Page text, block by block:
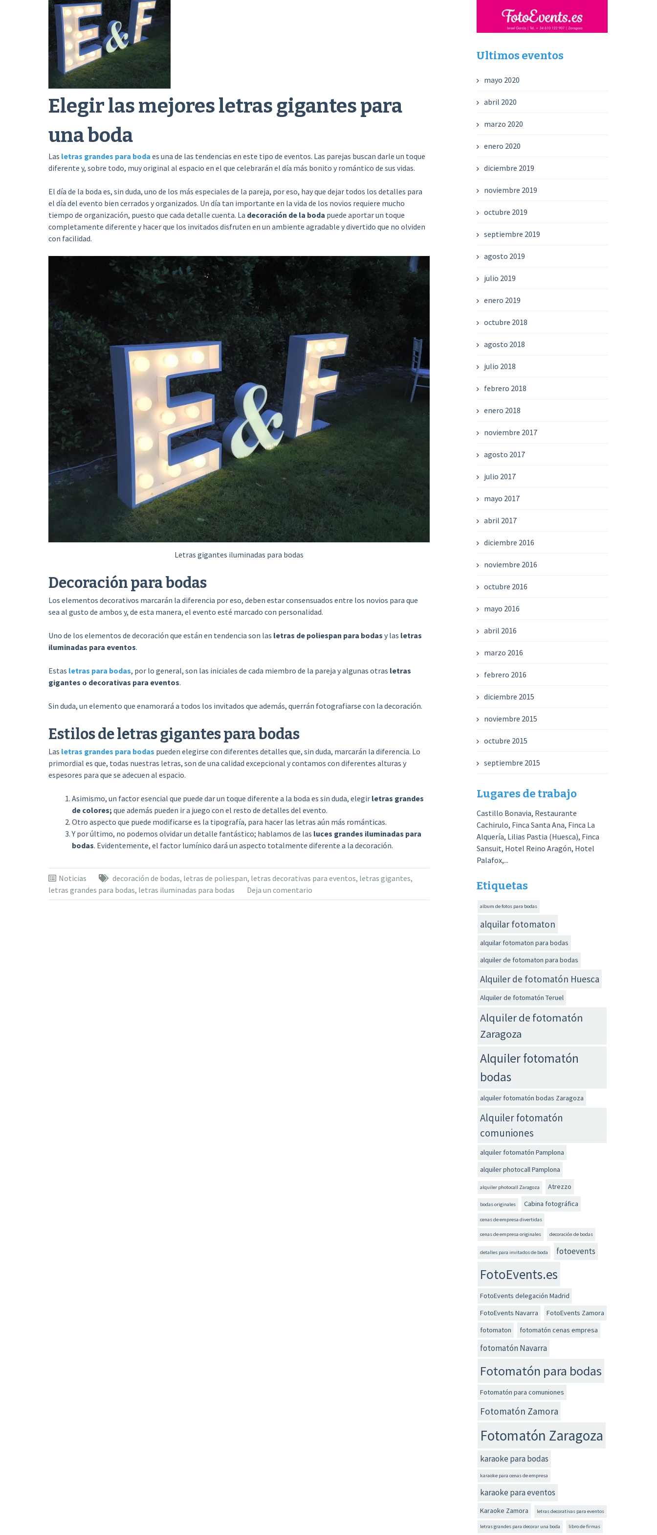
Elegir las mejores letras gigantes para
una boda
Las letras grandes para boda es una de las tendencias en este tipo de eventos. Las parejas buscan darle un toque
diferente y, sobre todo, muy original al espacio en el que celebrarán el día más bonito y romántico de sus vidas.
El día de la boda es, sin duda, uno de los más especiales de la pareja, por eso, hay que dejar todos los detalles para
el día del evento bien cerrados y organizados. Un día tan importante en la vida de los novios requiere mucho
tiempo de organización, puesto que cada detalle cuenta. La decoración de la boda puede aportar un toque
completamente diferente y hacer que los invitados disfruten en un ambiente agradable y divertido que no olviden
con facilidad.
Letras gigantes iluminadas para bodas
Decoración para bodas
Los elementos decorativos marcarán la diferencia por eso, deben estar consensuados entre los novios para que
sea al gusto de ambos y, de esta manera, el evento esté marcado con personalidad.
Uno de los elementos de decoración que están en tendencia son las letras de poliespan para bodas y las letras
iluminadas para eventos.
Estas letras para bodas, por lo general, son las iniciales de cada miembro de la pareja y algunas otras letras
gigantes o decorativas para eventos.
Sin duda, un elemento que enamorará a todos los invitados que además, querrán fotografiarse con la decoración.
Estilos de letras gigantes para bodas
Las letras grandes para bodas pueden elegirse con diferentes detalles que, sin duda, marcarán la diferencia. Lo
primordial es que, todas nuestras letras, son de una calidad excepcional y contamos con diferentes alturas y
espesores para que se adecuen al espacio.
Asimismo, un factor esencial que puede dar un toque diferente a la boda es sin duda, elegir letras grandes
de colores; que además pueden ir a juego con el resto de detalles del evento.
Otro aspecto que puede modificarse es la tipografía, para hacer las letras aún más románticas.
Y por último, no podemos olvidar un detalle fantástico; hablamos de las luces grandes iluminadas para
bodas. Evidentemente, el factor lumínico dará un aspecto totalmente diferente a la decoración.
Noticias decoración de bodas, letras de poliespan, letras decorativas para eventos, letras gigantes,
letras grandes para bodas, letras iluminadas para bodas Deja un comentario
Ultimos eventos
mayo 2020
abril 2020
marzo 2020
enero 2020
diciembre 2019
noviembre 2019
octubre 2019
septiembre 2019
agosto 2019
julio 2019
enero 2019
octubre 2018
agosto 2018
julio 2018
febrero 2018
enero 2018
noviembre 2017
agosto 2017
julio 2017
mayo 2017
abril 2017
diciembre 2016
noviembre 2016
octubre 2016
mayo 2016
abril 2016
marzo 2016
febrero 2016
diciembre 2015
noviembre 2015
octubre 2015
septiembre 2015
Lugares de trabajo
Castillo Bonavia, Restaurante
Cachirulo, Finca Santa Ana, Finca La
Alquería, Lilias Pastia (Huesca), Finca
Sansuit, Hotel Reino Aragón, Hotel
Palafox,...
Etiquetas
album de fotos para bodas
alquilar fotomaton
alquilar fotomaton para bodas
alquiler de fotomaton para bodas
Alquiler de fotomatón Huesca
Alquiler de fotomatón Teruel
Alquiler de fotomatón
Zaragoza
Alquiler fotomatón
bodas
alquiler fotomatón bodas Zaragoza
Alquiler fotomatón
comuniones
alquiler fotomatón Pamplona
alquiler photocall Pamplona
alquiler photocall Zaragoza Atrezzo
bodas originales Cabina fotográfica
cenas de empresa divertidas
cenas de empresa originales decoración de bodas
detalles para invitados de boda fotoevents
FotoEvents.es
FotoEvents delegación Madrid
FotoEvents Navarra
FotoEvents Zamora
fotomaton
fotomatón cenas empresa
fotomatón Navarra
Fotomatón para bodas
Fotomatón para comuniones
Fotomatón Zamora
Fotomatón Zaragoza
karaoke para bodas
karaoke para cenas de empresa
karaoke para eventos
Karaoke Zamora letras decorativas para eventos
letras grandes para decorar una boda libro de firmas